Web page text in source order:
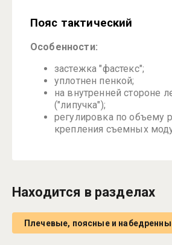
Пояс тактический
Особенности:
застежка "фастекс";
уплотнен пенкой;
на внутренней стороне
("липучка");
регулировка по объему
крепления съемных
Находится в разделах
Плечевые, поясные и